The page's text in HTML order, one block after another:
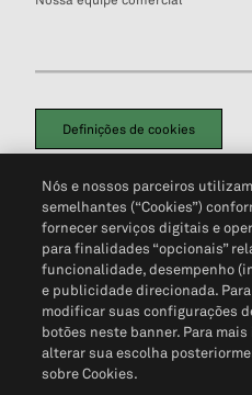
Definições de cookies
Política de PrivacidadePortal de
Não Venda Minhas Informações
Nós e nossos parceiros
semelhantes (“Cookies”)
fornecer serviços digitais e
para finalidades “opcionais”
funcionalidade, desempenho
e publicidade direcionada.
modificar suas configurações
botões neste banner. Para
alterar sua escolha
sobre Cookies.